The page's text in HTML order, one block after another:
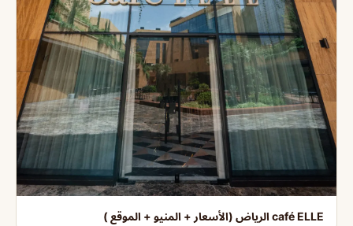
café ELLE الرياض (الأسعار + المنيو + الموقع )